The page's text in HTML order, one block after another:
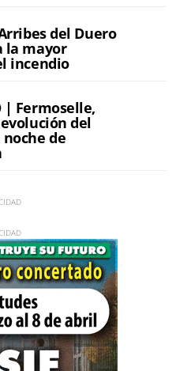
del Duero
la mayor
incendio
| Fermoselle,
del
de